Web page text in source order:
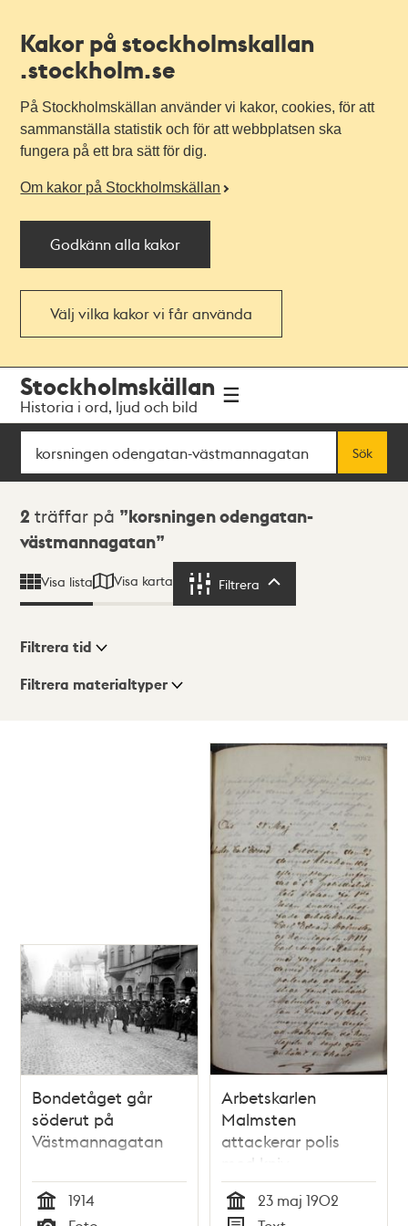
Kakor på stockholmskallan
.stockholm.se
På Stockholmskällan använder vi kakor, cookies, för att
sammanställa statistik och för att webbplatsen ska
fungera på ett bra sätt för dig.
Om kakor på Stockholmskällan
Godkänn alla kakor
Välj vilka kakor vi får använda
navigationen
huvudinnehållet
Stockholmskällan
Historia i ord, ljud och bild
Sök
Sök
Sökresultat
2 träffar på
korsningen odengatan-
västmannagatan
Visa lista Visa karta Filtrera
Visningsläge
Filtrera tid
Filtrera materialtyper
Bondetåget går
söderut på
Västmannagatan
Tid
1914
Arbetskarlen
Malmsten
attackerar polis
med kniv
Tid
23 maj 1902